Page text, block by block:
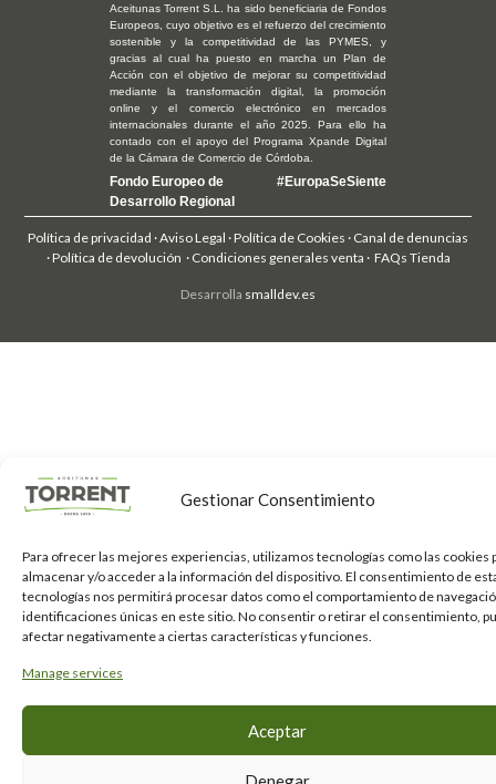
Gestionar Consentimiento
Para ofrecer las mejores experiencias, utilizamos tecnologías como las cookies
almacenar y/o acceder a la información del dispositivo. El consentimiento de
tecnologías nos permitirá procesar datos como el comportamiento de
identificaciones únicas en este sitio. No consentir o retirar el consentimiento,
afectar negativamente a ciertas características y funciones.
Manage services
Aceptar
Aceitunas Torrent S.L. ha sido beneficiaria de Fondos
Europeos, cuyo objetivo es el refuerzo del crecimiento
sostenible y la competitividad de las PYMES, y
gracias al cual ha puesto en marcha un Plan de
Acción con el objetivo de mejorar su competitividad
mediante la transformación digital, la promoción
online y el comercio electrónico en mercados
internacionales durante el año 2025. Para ello ha
contado con el apoyo del Programa Xpande Digital
de la Cámara de Comercio de Córdoba.
Fondo Europeo de
Desarrollo Regional
#EuropaSeSiente
Política de privacidad ·Aviso Legal ·Política de Cookies · Canal de denuncias
·Política de devolución · Condiciones generales venta · FAQs Tienda
Desarrolla smalldev.es